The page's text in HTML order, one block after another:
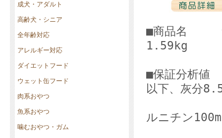
成犬・アダルト
高齢犬・シニア
全年齢対応
アレルギー対応
ダイエットフード
ウェット缶フード
肉系おやつ
魚系おやつ
噛むおやつ・ガム
■商品名 ナ
1.59kg
■保証分析値
以下、灰分
ルニチン